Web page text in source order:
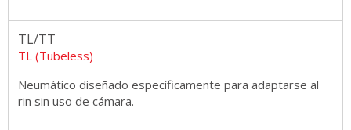
TL/TT
TL (Tubeless)
Neumático diseñado específicamente para adaptarse al
rin sin uso de cámara.